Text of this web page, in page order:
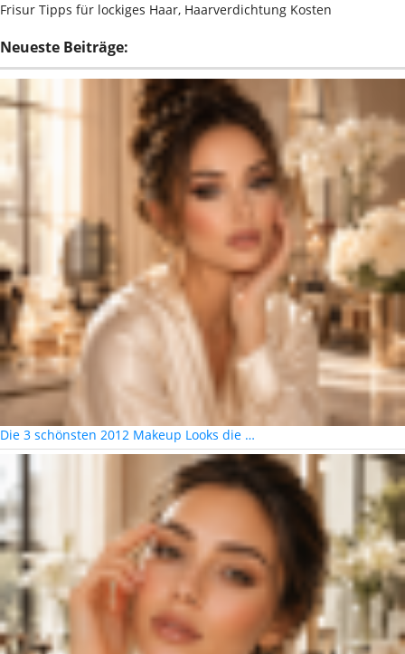
Frisur Tipps für lockiges Haar, Haarverdichtung Kosten
Neueste Beiträge:
Die 3 schönsten 2012 Makeup Looks die …